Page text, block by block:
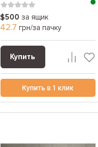
$500 за ящик
42.7 грн/за пачку
Купить
Купить в 1 клик